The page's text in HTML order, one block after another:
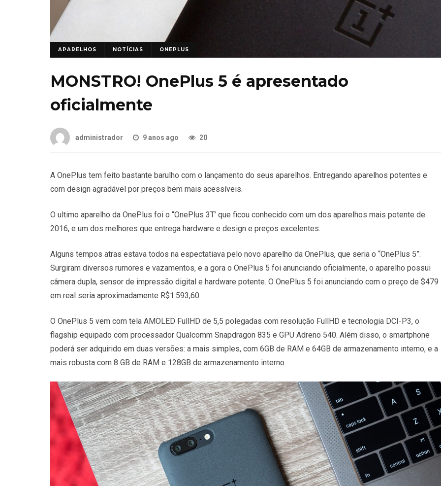
APARELHOS NOTÍCIAS ONEPLUS
MONSTRO! OnePlus 5 é apresentado
oficialmente
administrador 9 anos ago 20
A OnePlus tem feito bastante barulho com o lançamento do seus aparelhos. Entregando aparelhos potentes e
com design agradável por preços bem mais acessíveis.
O ultimo aparelho da OnePlus foi o “OnePlus 3T’ que ficou conhecido com um dos aparelhos mais potente de
2016, e um dos melhores que entrega hardware e design e preços excelentes.
Alguns tempos atras estava todos na espectatiava pelo novo aparelho da OnePlus, que seria o “OnePlus 5”.
Surgiram diversos rumores e vazamentos, e a gora o OnePlus 5 foi anunciando oficialmente, o aparelho possui
câmera dupla, sensor de impressão digital e hardware potente. O OnePlus 5 foi anunciando com o preço de $479
em real seria aproximadamente R$1.593,60.
O OnePlus 5 vem com tela AMOLED FullHD de 5,5 polegadas com resolução FullHD e tecnologia DCI-P3, o
flagship equipado com processador Qualcomm Snapdragon 835 e GPU Adreno 540. Além disso, o smartphone
poderá ser adquirido em duas versões: a mais simples, com 6GB de RAM e 64GB de armazenamento interno, e a
mais robusta com 8 GB de RAM e 128GB de armazenamento interno.